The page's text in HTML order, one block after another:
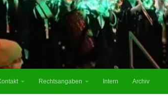
Rechtsangaben Intern Archiv